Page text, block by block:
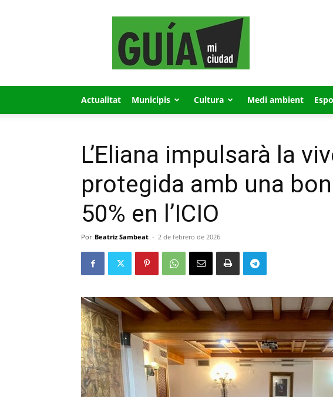
MI
CIUDAD
Actualitat Municipis Cultura Medi ambient
L’Eliana impulsarà la
protegida amb una
50% en l’ICIO
Por Beatriz Sambeat - 2 de febrero de 2026